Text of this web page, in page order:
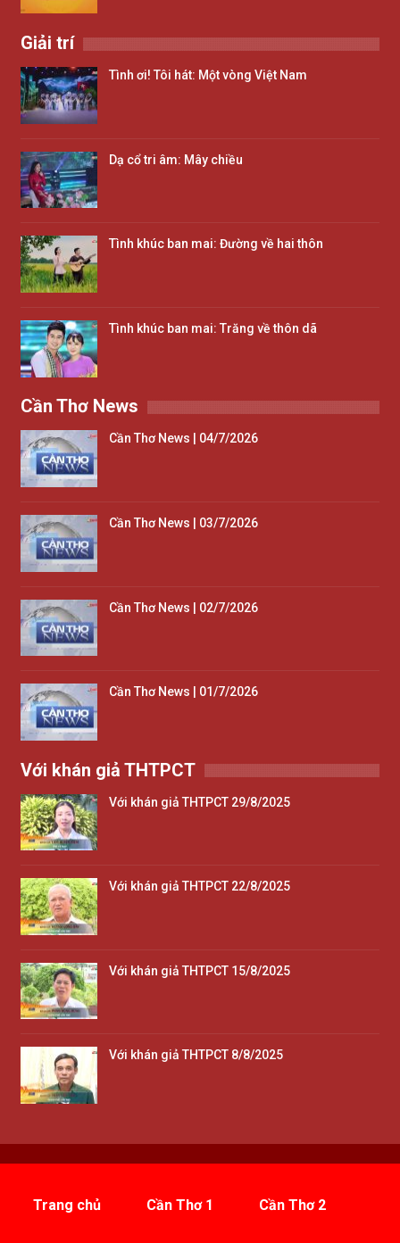
Giải trí
Tình ơi! Tôi hát: Một vòng Việt Nam
Dạ cổ tri âm: Mây chiều
Tình khúc ban mai: Đường về hai thôn
Tình khúc ban mai: Trăng về thôn dã
Cần Thơ News
Cần Thơ News | 04/7/2026
Cần Thơ News | 03/7/2026
Cần Thơ News | 02/7/2026
Cần Thơ News | 01/7/2026
Với khán giả THTPCT
Với khán giả THTPCT 29/8/2025
Với khán giả THTPCT 22/8/2025
Với khán giả THTPCT 15/8/2025
Với khán giả THTPCT 8/8/2025
Trang chủ Cần Thơ 1 Cần Thơ 2